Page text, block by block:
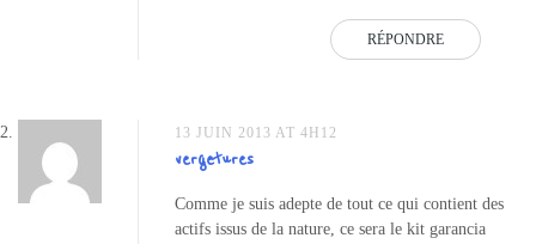
RÉPONDRE
13 JUIN 2013 AT 4H12
vergetures
Comme je suis adepte de tout ce qui contient des
actifs issus de la nature, ce sera le kit garancia